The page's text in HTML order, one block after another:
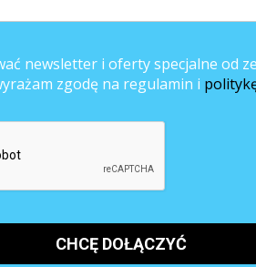
projektu był też aktywny udział
Polska, które opowiedziały o
się wprowadzić m.in. Luxoft
z Grupy Pracuj, która na podstawie
w zarządzaniu „Y-kami”.
nie będą odpowiednio
newsletter i oferty specjalne od
zgodę na regulamin i